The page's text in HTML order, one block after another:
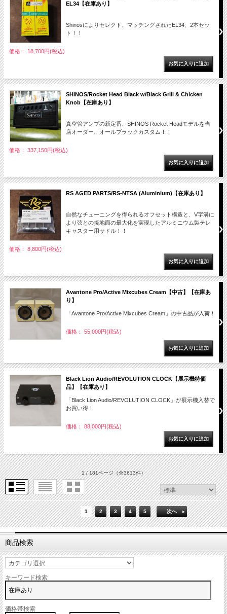
EL34【在庫あり】
Shinosによりセレクト、マッチングされたEL34、2本セッ
ト！！
価格： 18,700円(税込)
SHINOS/Rocket Head Black w/Black Grill & Chicken
Knob【在庫あり】
真空管アンプの新定番、SHINOS Rocket Headモデルを当
店オーダー、オールブラックカスタム！！
価格： 337,150円(税込)
RS AGED PARTS/RS-NTSA (Aluminium)【在庫あり】
自然なチューニングを得られるオフセット構造と、V字溝に
より弦との接地面の最大化を実現したアルミニウム製テレ
キャスター用サドル！！
価格： 8,800円(税込)
Avantone Pro/Active Mixcubes Cream【中古】【在庫あ
り】
「Avantone Pro/Active Mixcubes Cream」の中古品が入荷！
価格： 55,000円(税込)
Black Lion Audio/REVOLUTION CLOCK【展示機特価
品】【在庫あり】
「Black Lion Audio/REVOLUTION CLOCK」が展示機入替で
お買い得！
価格： 88,000円(税込)
1 / 181ページ（全3613件）
1 2 3 4 5 次へ
商品検索
キーワード検索
価格帯検索